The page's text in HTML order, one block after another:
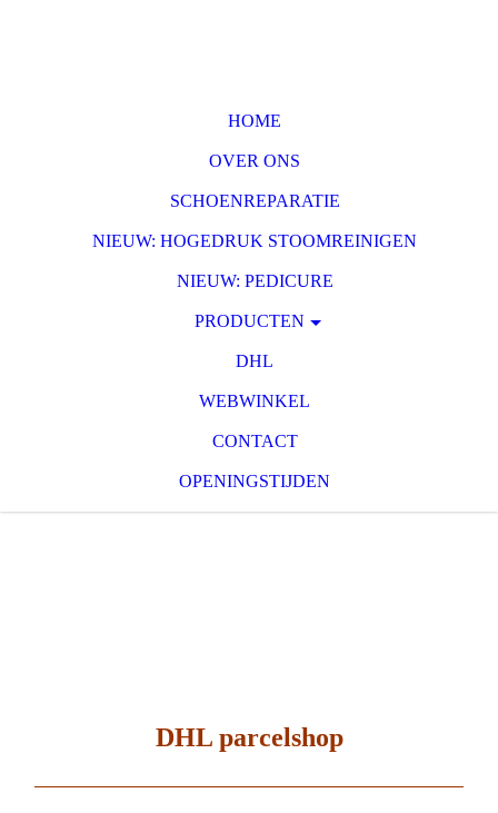
HOME
OVER ONS
SCHOENREPARATIE
NIEUW: HOGEDRUK STOOMREINIGEN
NIEUW: PEDICURE
PRODUCTEN
DHL
WEBWINKEL
CONTACT
OPENINGSTIJDEN
DHL parcelshop